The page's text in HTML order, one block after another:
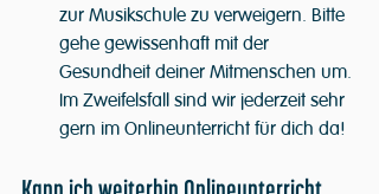
zur Musikschule zu verweigern. Bitte
gehe gewissenhaft mit der
Gesundheit deiner Mitmenschen um.
Im Zweifelsfall sind wir jederzeit sehr
gern im Onlineunterricht für dich da!